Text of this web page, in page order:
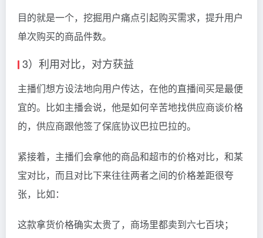
目的就是一个，挖掘用户痛点引起购买需求，提升用户
单次购买的商品件数。
3）利用对比，对方获益
主播们想方设法地向用户传达，在他的直播间买是最便
宜的。比如主播会说，他是如何辛苦地找供应商谈价格
的，供应商跟他签了保底协议巴拉巴拉的。
紧接着，主播们会拿他的商品和超市的价格对比，和某
宝对比，而且对比下来往往两者之间的价格差距很夸
张，比如：
这款拿货价格确实太贵了，商场里都卖到六七百块；